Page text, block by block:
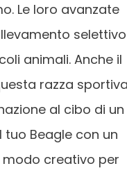
Le loro avanzate
selettivo
animali. Anche il
razza
al cibo di un
Beagle con un
modo creativo per